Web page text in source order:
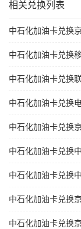
相关兑换列表
中石化加油卡兑换
中石化加油卡兑换
中石化加油卡兑换
中石化加油卡兑换
中石化加油卡兑换
中石化加油卡兑换
中石化加油卡兑换
中石化加油卡兑换
中石化加油卡兑换